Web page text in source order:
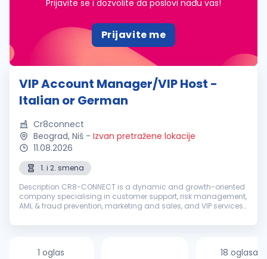
Prijavite se i dozvolite da poslovi nađu vas!
Prijavite me
VIP Account Manager/VIP Host -
Italian or German
Cr8connect
Beograd, Niš - Izvan pretražene lokacije
11.08.2026
1. i 2. smena
Description CR8-CONNECT is a dynamic and growth-oriented
company specialising in customer support, risk management,
AML & fraud prevention, marketing and sales, and VIP services.
and seaml...
1 oglas 18 oglasa